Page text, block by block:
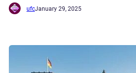
ufcJanuary 29, 2025